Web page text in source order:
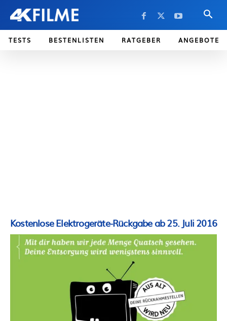
TESTS BESTENLISTEN RATGEBER ANGEBOTE
Kostenlose Elektrogeräte-Rückgabe ab 25. Juli 2016